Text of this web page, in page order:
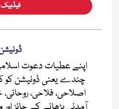
فیڈبیک
اپنے عطیات دعوت
چندے یعنی ڈونیشن کو
اصلاحی، فلاحی، روحانی،